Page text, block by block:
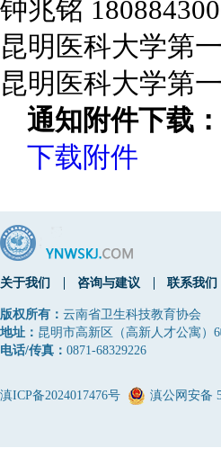
钟兆铭
昆明医科大学第
昆明医科大学第
通知附件下载：
下载附件
关于我们 咨询与建议 联系我们
版权所有： 云南省卫生科技教育协会
地址： 昆明市高新区（高新人才公寓）6
电话/传真： 0871-68329226
滇ICP备2024017476号 滇公网安备